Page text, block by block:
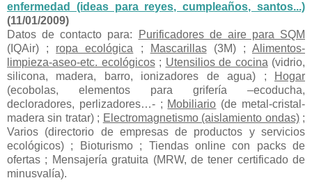
enfermedad (ideas para reyes, cumpleaños, santos...)
(11/01/2009)
Datos de contacto para:
Purificadores de aire para SQM
(IQAir) ; ropa ecológica ; Mascarillas(3M) ; Alimentos-
limpieza-aseo-etc. ecológicos; Utensilios de cocina (vidrio,
silicona, madera, barro, ionizadores de agua) ;
Hogar
(ecobolas, elementos para grifería –ecoducha,
decloradores, perlizadores…- ; Mobiliario (de metal-cristal-
madera sin tratar) ; Electromagnetismo (aislamiento ondas);
Varios (directorio de empresas de productos y servicios
ecológicos) ; Bioturismo ; Tiendas online con packs de
ofertas ; Mensajería gratuita (MRW, de tener certificado de
minusvalía).